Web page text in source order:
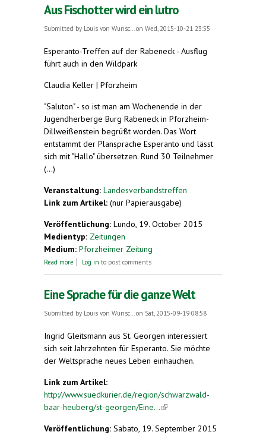
Aus Fischotter wird ein lutro
Submitted by Louis von Wunsc...on Wed, 2015-10-21 23:55
Esperanto-Treffen auf der Rabeneck - Ausflug
führt auch in den Wildpark
Claudia Keller | Pforzheim
"Saluton" - so ist man am Wochenende in der
Jugendherberge Burg Rabeneck in Pforzheim-
Dillweißenstein begrüßt worden. Das Wort
entstammt der Plansprache Esperanto und lässt
sich mit "Hallo" übersetzen. Rund 30 Teilnehmer
(...)
Veranstaltung: Landesverbandstreffen
Link zum Artikel: (nur Papierausgabe)
Veröffentlichung: Lundo, 19. October 2015
Medientyp: Zeitungen
Medium: Pforzheimer Zeitung
Read more about Aus Fischotter wird ein lutro
Log in to post comments
Eine Sprache für die ganze Welt
Submitted by Louis von Wunsc...on Sat, 2015-09-19 08:58
Ingrid Gleitsmann aus St. Georgen interessiert
sich seit Jahrzehnten für Esperanto. Sie möchte
der Weltsprache neues Leben einhauchen.
Link zum Artikel:
http://www.suedkurier.de/region/schwarzwald-
baar-heuberg/st-georgen/Eine...(link is external)
Veröffentlichung: Sabato, 19. September 2015